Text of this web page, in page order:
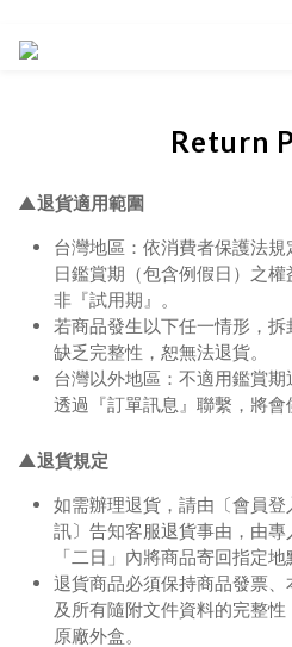
Return
▲退貨適用範圍
台灣地區：依消費者保護法
日鑑賞期（包含例假日）之
非『試用期』。
若商品發生以下任一情形，
缺乏完整性，恕無法退貨。
台灣以外地區：不適用鑑賞
透過『訂單訊息』聯繫，將會
▲退貨規定
如需辦理退貨，請由〔會員
訊〕告知客服退貨事由， 由專
「二日」內將商品寄回指定地
退貨商品必須保持商品發票
及所有隨附文件資料的完整
原廠外盒。